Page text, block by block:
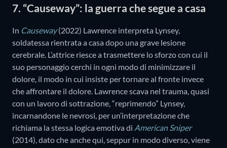
7. “Causeway”: la guerra che segue a casa
In Causeway(2022) Lawrence interpreta Lynsey,
soldatessa rientrata a casa dopo una grave lesione
cerebrale. L’attrice riesce a trasmettere lo sforzo con cui il
suo personaggio cerchi in ogni modo di minimizzare il
dolore, il modo in cui insiste per tornare al fronte invece
che affrontare il dolore. Lawrence scava nel trauma, quasi
con un lavoro di sottrazione, “reprimendo” Lynsey,
incarnandone le nevrosi, per un’interpretazione che
richiama la stessa logica emotiva di American Sniper
(2014), dato che anche qui, seppur in modo diverso, viene